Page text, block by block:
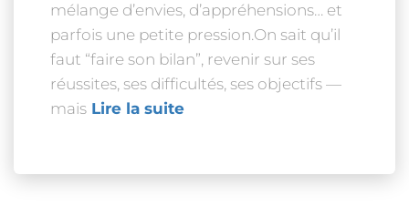
mélange d’envies, d’appréhensions… et
parfois une petite pression.On sait qu’il
faut “faire son bilan”, revenir sur ses
réussites, ses difficultés, ses objectifs —
mais Lire la suite